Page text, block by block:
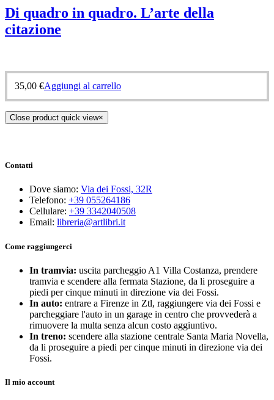
Di quadro in quadro. L’arte della
citazione
35,00 €Aggiungi al carrello
Close product quick view×
Contatti
Dove siamo: Via dei Fossi, 32R
Telefono: +39 055264186
Cellulare: +39 3342040508
Email: libreria@artlibri.it
Come raggiungerci
In tramvia: uscita parcheggio A1 Villa Costanza, prendere
tramvia e scendere alla fermata Stazione, da li proseguire a
piedi per cinque minuti in direzione via dei Fossi.
In auto: entrare a Firenze in Ztl, raggiungere via dei Fossi e
parcheggiare l'auto in un garage in centro che provvederà a
rimuovere la multa senza alcun costo aggiuntivo.
In treno: scendere alla stazione centrale Santa Maria Novella,
da li proseguire a piedi per cinque minuti in direzione via dei
Fossi.
Il mio account